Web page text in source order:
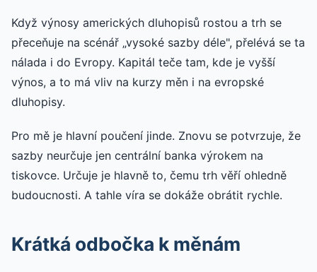
Když výnosy amerických dluhopisů rostou a trh se
přeceňuje na scénář „vysoké sazby déle", přelévá se ta
nálada i do Evropy. Kapitál teče tam, kde je vyšší
výnos, a to má vliv na kurzy měn i na evropské
dluhopisy.
Pro mě je hlavní poučení jinde. Znovu se potvrzuje, že
sazby neurčuje jen centrální banka výrokem na
tiskovce. Určuje je hlavně to, čemu trh věří ohledně
budoucnosti. A tahle víra se dokáže obrátit rychle.
Krátká odbočka k měnám